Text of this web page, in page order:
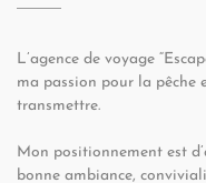
L’agence de voyage
ma passion pour la pêche
transmettre.
Mon positionnement est
bonne ambiance,